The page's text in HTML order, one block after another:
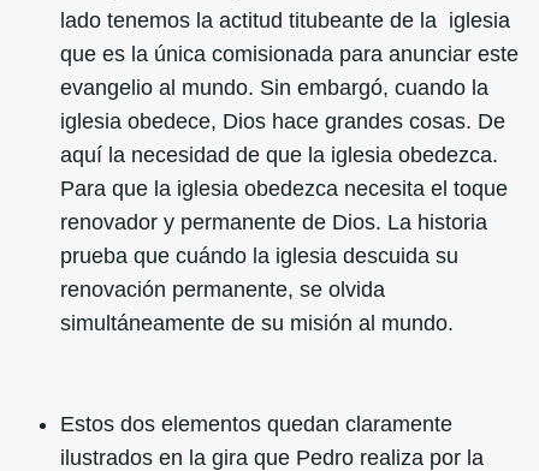
lado tenemos la actitud titubeante de la iglesia
que es la única comisionada para anunciar este
evangelio al mundo. Sin embargó, cuando la
iglesia obedece, Dios hace grandes cosas. De
aquí la necesidad de que la iglesia obedezca.
Para que la iglesia obedezca necesita el toque
renovador y permanente de Dios. La historia
prueba que cuándo la iglesia descuida su
renovación permanente, se olvida
simultáneamente de su misión al mundo.
Estos dos elementos quedan claramente
ilustrados en la gira que Pedro realiza por la